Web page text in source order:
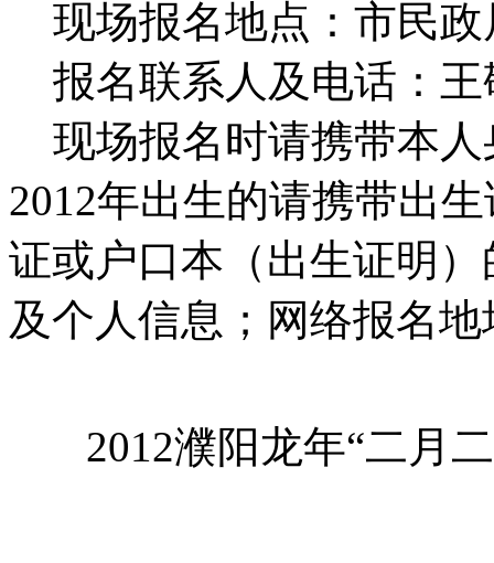
现场报名地点：市民政
报名联系人及电话：王
现场报名时请携带本人
2012年出生的请携带出
证或户口本（出生证明
及个人信息；网络报名地
2012濮阳龙年“二月